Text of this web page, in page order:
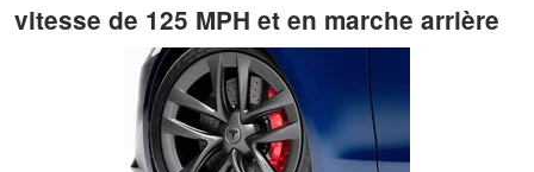
vitesse de 125 MPH et en marche arrière